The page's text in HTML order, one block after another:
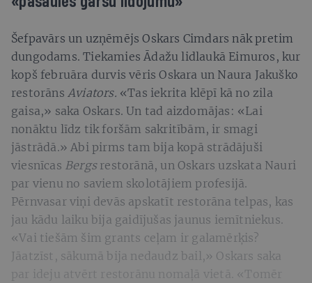
Šefpavārs un uzņēmējs Oskars Cimdars nāk pretim
dungodams. Tiekamies Ādažu lidlaukā Eimuros, kur
kopš februāra durvis vēris Oskara un Naura Jakuško
restorāns Aviators. «Tas iekrita klēpī kā no zila
gaisa,» saka Oskars. Un tad aizdomājas: «Lai
nonāktu līdz tik foršām sakritībām, ir smagi
jāstrādā.» Abi pirms tam bija kopā strādājuši
viesnīcas Bergs restorānā, un Oskars uzskata Nauri
par vienu no saviem skolotājiem profesijā.
Pērnvasar viņi devās apskatīt restorāna telpas, kas
jau kādu laiku bija gaidījušas jaunus iemītniekus.
«Vai tiešām šim grants ceļam ir galamērķis?
Jāatzīst, sākumā bija nedaudz bail,» Oskars saka
par ideju atvērt restorānu nomaļā vietā. «Tomēr